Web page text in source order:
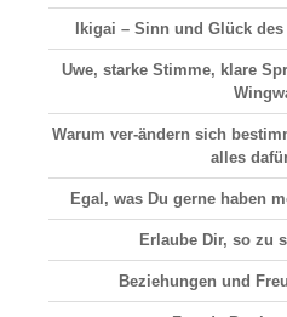
Ikigai – Sinn und Glück
Uwe, starke Stimme, klare
Warum ver-ändern sich
alles
Egal, was Du gerne haben
Erlaube Dir, so zu
Beziehungen und